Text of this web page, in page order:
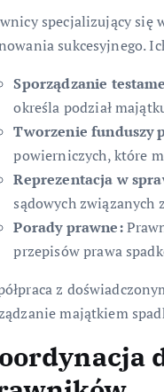
specjalizujący się
sukcesyjnego.
Sporządzanie
określa podział
Tworzenie funduszy
powierniczych, które
Reprezentacja w
sądowych związanych
Porady prawne:
przepisów prawa
z
majątkiem